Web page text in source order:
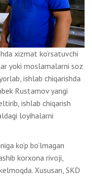
xizmat ko’rsatuvchi
yoki moslamalarni soz
ishlab chiqarishda
Rustamov yangi
ishlab chiqarish
loyihalarni
ko’p bo’lmagan
korxona rivoji,
Xususan, SKD